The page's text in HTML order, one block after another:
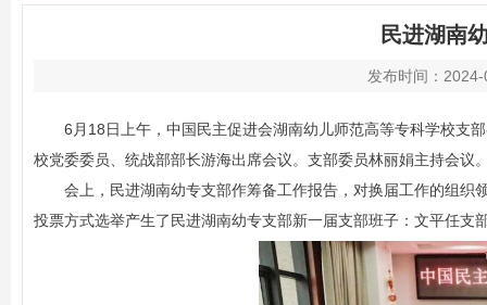
民进湖南
发布时间：
6月18日上午，中国民主促进会湖南幼儿师范高等专科学校支
校党委委员、统战部部长游海出席会议。支部委员林丽娟主持会议
会上，民进湖南幼专支部作筹备工作报告，对换届工作的组
投票方式选举产生了民进湖南幼专支部新一届支部班子：文平任